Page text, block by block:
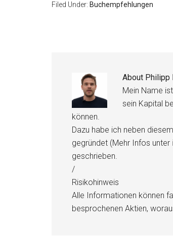
Filed Under: Buchempfehlungen
About Philipp
Mein Name
sein Kapital
können.
Dazu habe ich neben
gegründet (Mehr Infos unter
geschrieben.
/
Risikohinweis
Alle Informationen können
besprochenen Aktien,